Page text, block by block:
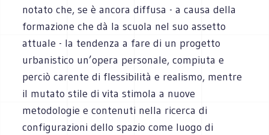
notato che, se è ancora diffusa - a causa della
formazione che dà la scuola nel suo assetto
attuale - la tendenza a fare di un progetto
urbanistico un’opera personale, compiuta e
perciò carente di flessibilità e realismo, mentre
il mutato stile di vita stimola a nuove
metodologie e contenuti nella ricerca di
configurazioni dello spazio come luogo di